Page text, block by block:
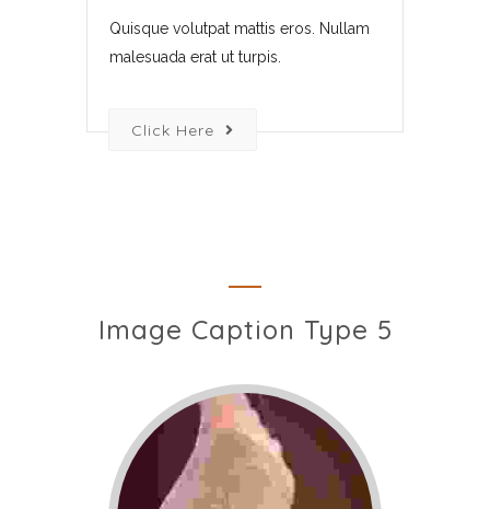
Quisque volutpat mattis eros. Nullam
malesuada erat ut turpis.
Click Here
Image Caption Type 5